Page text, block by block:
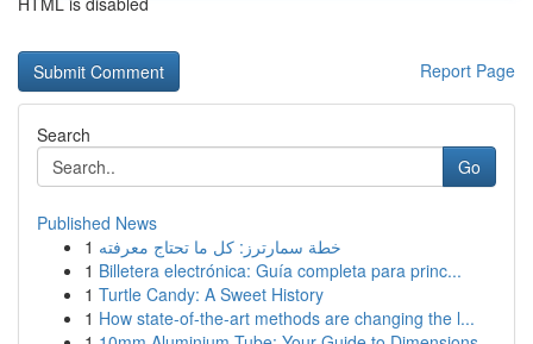
Report Page
Search
Go
Published News
1 خطة سمارترز: كل ما تحتاج معرفته
1 Billetera electrónica: Guía completa para princ...
1 Turtle Candy: A Sweet History
1 How state-of-the-art methods are changing the l...